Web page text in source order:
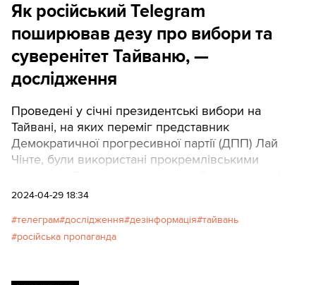
Як російський Telegram
поширював дезу про вибори та
суверенітет Тайваню, —
дослідження
Проведені у січні президентські вибори на
Тайвані, на яких переміг представник
Демократичної прогресивної партії (ДПП) Лай
Чінте, були використані прокремлівськими
сумнів і самі вибори, і суверенітет держави.
2024-04-29 18:34
телеграм дослідження дезінформація тайвань
російська пропаганда